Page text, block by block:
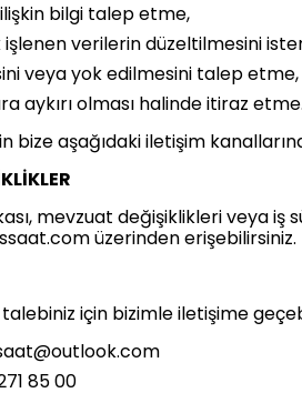
bilgi talep etme,
işlenen verilerin düzeltilmesini
veya yok edilmesini talep etme,
aykırı olması halinde itiraz etme.
bize aşağıdaki iletişim
mevzuat değişiklikleri veya
üzerinden erişebilirsiniz.
için bizimle iletişime
85 00